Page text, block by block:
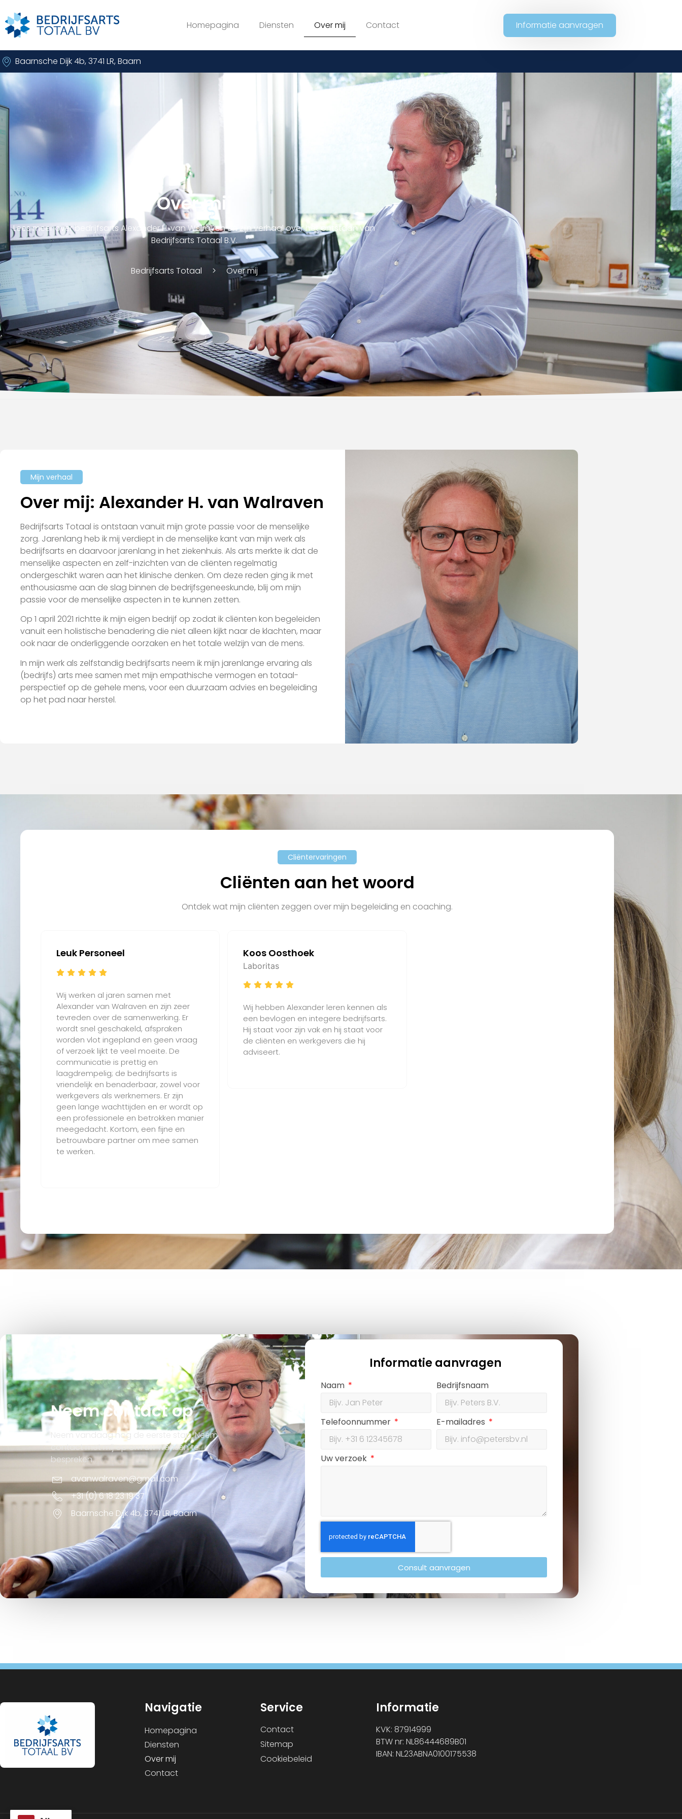
Homepagina Diensten Over mij Contact Informatie aanvragen
Baarnsche Dijk 4b, 3741 LR, Baarn
Over mij
Lees meer over bedrijfsarts Alexander H. van Walraven en zijn verhaal over het ontstaan van
Bedrijfsarts Totaal B.V.
Bedrijfsarts Totaal Over mij
Mijn verhaal
Over mij: Alexander H. van Walraven
Bedrijfsarts Totaal is ontstaan vanuit mijn grote passie voor de menselijke
zorg. Jarenlang heb ik mij verdiept in de menselijke kant van mijn werk als
bedrijfsarts en daarvoor jarenlang in het ziekenhuis. Als arts merkte ik dat de
menselijke aspecten en zelf-inzichten van de cliënten regelmatig
ondergeschikt waren aan het klinische denken. Om deze reden ging ik met
enthousiasme aan de slag binnen de bedrijfsgeneeskunde, blij om mijn
passie voor de menselijke aspecten in te kunnen zetten.
Op 1 april 2021 richtte ik mijn eigen bedrijf op zodat ik cliënten kon begeleiden
vanuit een holistische benadering die niet alleen kijkt naar de klachten, maar
ook naar de onderliggende oorzaken en het totale welzijn van de mens.
In mijn werk als zelfstandig bedrijfsarts neem ik mijn jarenlange ervaring als
(bedrijfs) arts mee samen met mijn empathische vermogen en totaal-
perspectief op de gehele mens, voor een duurzaam advies en begeleiding
op het pad naar herstel.
Cliëntervaringen
Cliënten aan het woord
Ontdek wat mijn cliënten zeggen over mijn begeleiding en coaching.
Leuk Personeel
Wij werken al jaren samen met
Alexander van Walraven en zijn zeer
tevreden over de samenwerking. Er
wordt snel geschakeld, afspraken
worden vlot ingepland en geen vraag
of verzoek lijkt te veel moeite. De
communicatie is prettig en
laagdrempelig; de bedrijfsarts is
vriendelijk en benaderbaar, zowel voor
werkgevers als werknemers. Er zijn
geen lange wachttijden en er wordt op
een professionele en betrokken manier
meegedacht. Kortom, een fijne en
betrouwbare partner om mee samen
te werken.
Koos Oosthoek
Laboritas
Wij hebben Alexander leren kennen als
een bevlogen en integere bedrijfsarts.
Hij staat voor zijn vak en hij staat voor
de cliënten en werkgevers die hij
adviseert.
Neem contact op
Neem vandaag nog de eerste stap. Neem
contact met mij op om uw wensen te
bespreken.
avanwalraven@gmail.com
+31 (0) 6 18 23 19 37
Baarnsche Dijk 4b, 3741 LR, Baarn
Informatie aanvragen
Naam Bedrijfsnaam
Telefoonnummer E-mailadres
Uw verzoek
Consult aanvragen
Navigatie
Homepagina
Diensten
Over mij
Contact
Service
Contact
Sitemap
Cookiebeleid
Informatie
KVK: 87914999
BTW nr: NL86444689B01
IBAN: NL23ABNA0100175538